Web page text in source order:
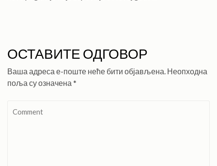
ОСТАВИТЕ ОДГОВОР
Ваша адреса е-поште неће бити објављена. Неопходна
поља су означена *